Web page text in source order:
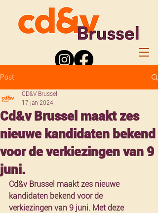
Post
Cd&v Brussel maakt zes
nieuwe kandidaten bekend
voor de verkiezingen van 9
juni.
CD&V Brussel
17 jan 2024
Cd&v Brussel maakt zes nieuwe
kandidaten bekend voor de
verkiezingen van 9 juni. Met deze